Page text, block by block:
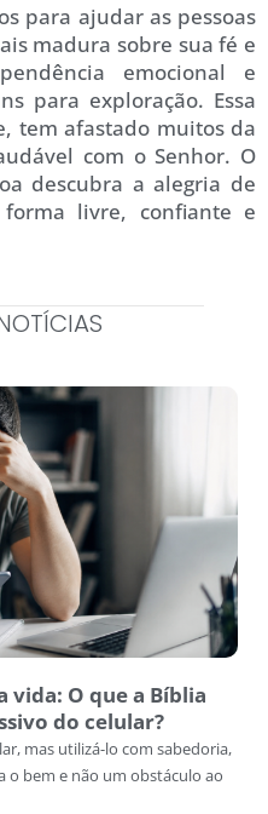
para ajudar as pessoas
madura sobre sua fé e
emocional e
para exploração. Essa
tem afastado muitos da
com o Senhor. O
descubra a alegria de
livre, confiante e
vida: O que a Bíblia
do celular?
mas utilizá-lo com sabedoria,
o bem e não um obstáculo ao